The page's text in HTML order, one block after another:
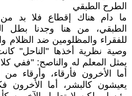
الطرح الطبقي
ما دام هناك إقطاع فلا بد
الطبقي، من هنا وجدنا بطل
للفقراء والمظلومين ضد الظلام
وصية نظرية أخذها "الناحل"
يمثل المعلم له والناصح: "ففي
أما الأخرون فأرقاء، وأرقاء من
يعيشون كالبشر، أما الأخرون